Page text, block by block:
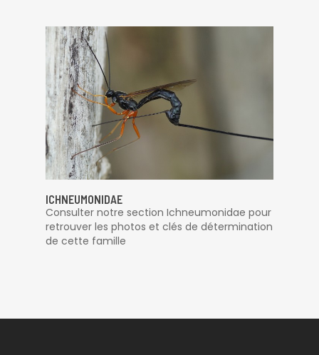
ICHNEUMONIDAE
Consulter notre section Ichneumonidae pour
retrouver les photos et clés de détermination
de cette famille